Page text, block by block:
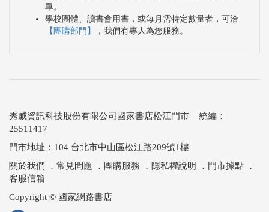
單。
學校團體、讀書會用書，或每月需特定數量者，可洽
【團購部門】
，我們有專人為您服務。
秀威資訊科技股份有限公司國家書店松江門市 統編：
25511417
門市地址：104 台北市中山區松江路209號1樓
關於我們
． 常見問題 ． 團購服務 ． 隱私權說明 ． 門市據點 ．
客服信箱
Copyright © 國家網路書店